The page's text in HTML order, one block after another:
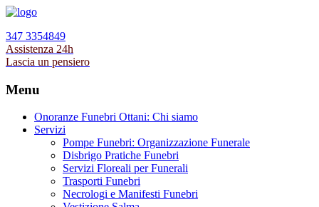
347 3354849
Assistenza 24h
Lascia un pensiero
Menu
Onoranze Funebri Ottani: Chi siamo
Servizi
Pompe Funebri: Organizzazione Funerale
Disbrigo Pratiche Funebri
Servizi Floreali per Funerali
Trasporti Funebri
Necrologi e Manifesti Funebri